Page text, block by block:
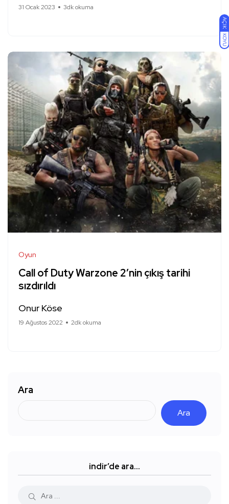
AÇIK
KOYU
31 Ocak 2023 3dk okuma
Oyun
Call of Duty Warzone 2’nin çıkış tarihi
sızdırıldı
Onur Köse
19 Ağustos 2022 2dk okuma
Ara
Ara
indir’de ara…